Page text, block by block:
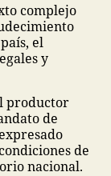
complejo
el
y
productor
de
de
nacional.